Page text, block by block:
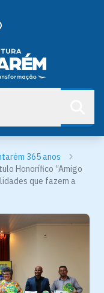
365 anos
Honorífico “Amigo
que fazem a